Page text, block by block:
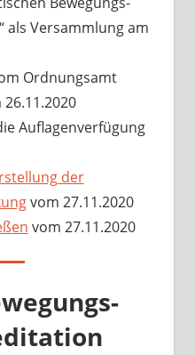
als Versammlung am
Ordnungsamt
Auflagenverfügung
der
vom 27.11.2020
vom 27.11.2020